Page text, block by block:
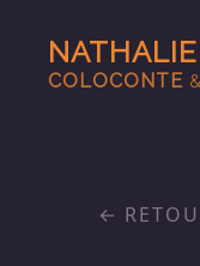
COLOCONTE